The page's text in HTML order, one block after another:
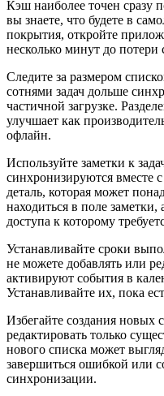
Кэш наиболее точен сразу
вы знаете, что будете в
покрытия, откройте
несколько минут до потери
Следите за размером
сотнями задач дольше
частичной загрузке.
улучшает как
офлайн.
Используйте заметки к
синхронизируются вместе
деталь, которая может
находиться в поле
доступа к которому
Устанавливайте сроки
не можете добавлять или
активируют события в
Устанавливайте их, пока
Избегайте создания новых
редактировать только
нового списка может
завершиться ошибкой или
синхронизации.